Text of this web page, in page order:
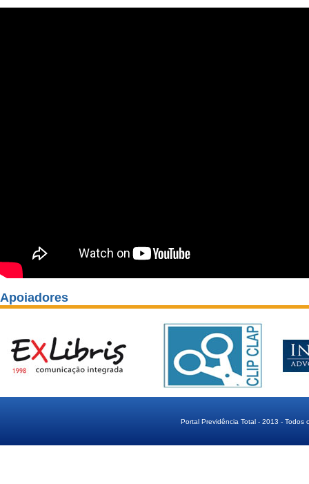
Apoiadores
Portal Previdência Total - 2013 - Todos